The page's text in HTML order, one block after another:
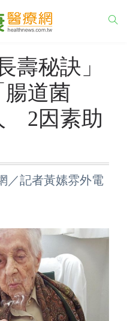
壽秘訣」
道菌
2因素助
／記者黃嫊雰外電